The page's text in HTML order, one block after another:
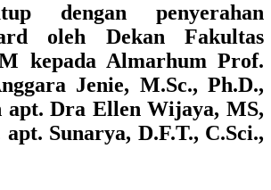
dengan penyerahan
oleh Dekan Fakultas
kepada Almarhum Prof.
Jenie, M.Sc., Ph.D.,
apt. Dra Ellen Wijaya, MS,
Sunarya, D.F.T., C.Sci.,